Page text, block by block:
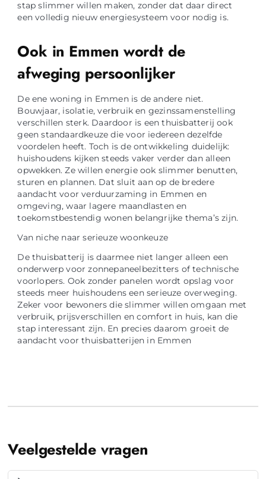
stap slimmer willen maken, zonder dat daar direct
een volledig nieuw energiesysteem voor nodig is.
Ook in Emmen wordt de
afweging persoonlijker
De ene woning in Emmen is de andere niet.
Bouwjaar, isolatie, verbruik en gezinssamenstelling
verschillen sterk. Daardoor is een thuisbatterij ook
geen standaardkeuze die voor iedereen dezelfde
voordelen heeft. Toch is de ontwikkeling duidelijk:
huishoudens kijken steeds vaker verder dan alleen
opwekken. Ze willen energie ook slimmer benutten,
sturen en plannen. Dat sluit aan op de bredere
aandacht voor verduurzaming in Emmen en
omgeving, waar lagere maandlasten en
toekomstbestendig wonen belangrijke thema’s zijn.
Van niche naar serieuze woonkeuze
De thuisbatterij is daarmee niet langer alleen een
onderwerp voor zonnepaneelbezitters of technische
voorlopers. Ook zonder panelen wordt opslag voor
steeds meer huishoudens een serieuze overweging.
Zeker voor bewoners die slimmer willen omgaan met
verbruik, prijsverschillen en comfort in huis, kan die
stap interessant zijn. En precies daarom groeit de
aandacht voor thuisbatterijen in Emmen
Veelgestelde vragen